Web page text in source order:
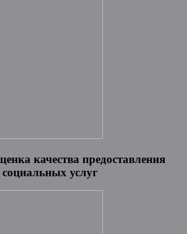
качества предоставления
услуг